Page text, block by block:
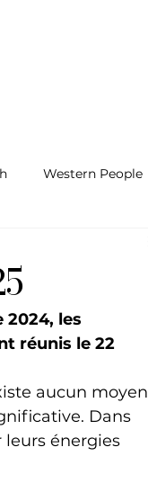
Western People
2024, les
réunis le 22
aucun moyen
Dans
leurs énergies